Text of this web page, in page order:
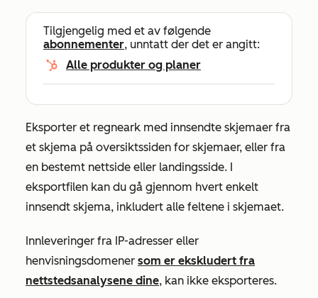
Tilgjengelig med et av følgende
abonnementer, unntatt der det er angitt:
Alle produkter og planer
Eksporter et regneark med innsendte skjemaer fra
et skjema på oversiktssiden for skjemaer, eller fra
en bestemt nettside eller landingsside. I
eksportfilen kan du gå gjennom hvert enkelt
innsendt skjema, inkludert alle feltene i skjemaet.
Innleveringer fra IP-adresser eller
henvisningsdomener som er ekskludert fra
nettstedsanalysene dine, kan ikke eksporteres.